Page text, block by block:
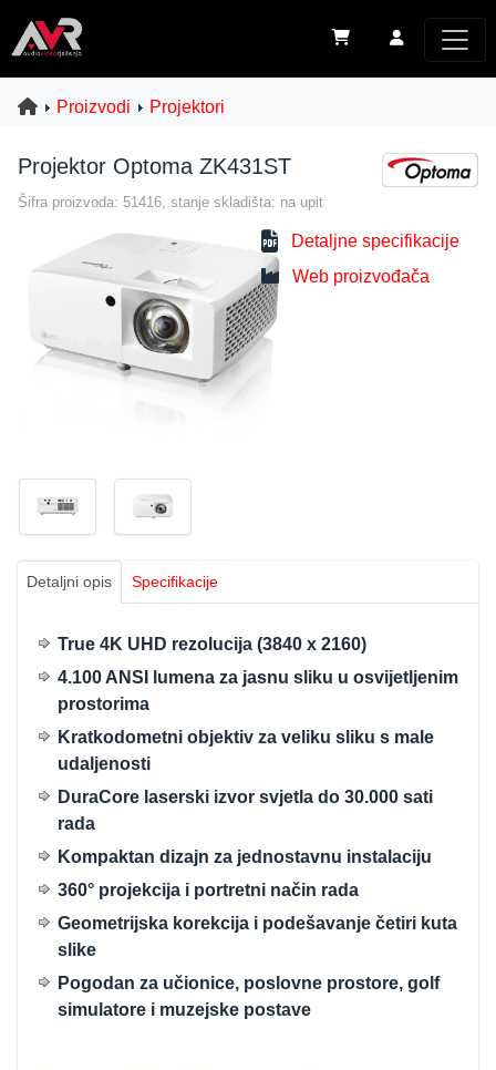
Proizvodi Projektori
Projektor Optoma ZK431ST
Šifra proizvoda: 51416, stanje skladišta: na upit
Detaljne specifikacije
Web proizvođača
Detaljni opis Specifikacije
True 4K UHD rezolucija (3840 x 2160)
4.100 ANSI lumena za jasnu sliku u osvijetljenim
prostorima
Kratkodometni objektiv za veliku sliku s male
udaljenosti
DuraCore laserski izvor svjetla do 30.000 sati
rada
Kompaktan dizajn za jednostavnu instalaciju
360° projekcija i portretni način rada
Geometrijska korekcija i podešavanje četiri kuta
slike
Pogodan za učionice, poslovne prostore, golf
simulatore i muzejske postave